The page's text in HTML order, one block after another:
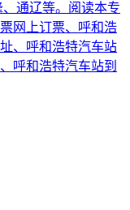
通辽等。阅读本专
网上订票、呼和浩
、呼和浩特汽车站
呼和浩特汽车站到